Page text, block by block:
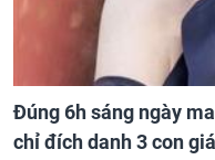
Đúng 6h sáng ngày
chỉ đích danh 3 con